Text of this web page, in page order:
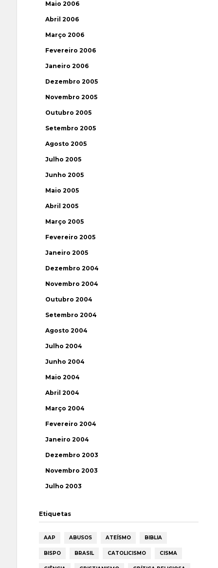
Maio 2006
Abril 2006
Março 2006
Fevereiro 2006
Janeiro 2006
Dezembro 2005
Novembro 2005
Outubro 2005
Setembro 2005
Agosto 2005
Julho 2005
Junho 2005
Maio 2005
Abril 2005
Março 2005
Fevereiro 2005
Janeiro 2005
Dezembro 2004
Novembro 2004
Outubro 2004
Setembro 2004
Agosto 2004
Julho 2004
Junho 2004
Maio 2004
Abril 2004
Março 2004
Fevereiro 2004
Janeiro 2004
Dezembro 2003
Novembro 2003
Julho 2003
Etiquetas
AAP ABUSOS ATEÍSMO BIBLIA
BISPO BRASIL CATOLICISMO CISMA